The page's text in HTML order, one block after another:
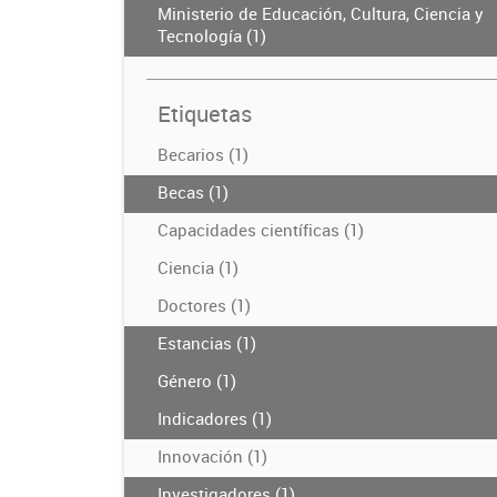
Ministerio de Educación, Cultura, Ciencia y
Tecnología (1)
Etiquetas
Becarios (1)
Becas (1)
Capacidades científicas (1)
Ciencia (1)
Doctores (1)
Estancias (1)
Género (1)
Indicadores (1)
Innovación (1)